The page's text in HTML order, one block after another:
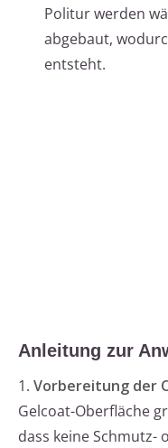
Politur werden
abgebaut,
entsteht.
Anleitung zur
1. Vorbereitung der
Gelcoat-Oberfläche
dass keine Schmutz-